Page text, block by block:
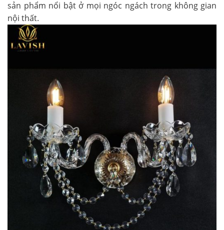
sản phẩm nổi bật ở mọi ngóc ngách trong không gian
nội thất.